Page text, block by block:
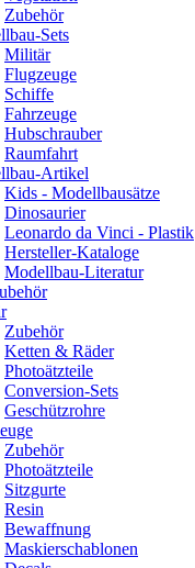
Zubehör
Sets
Militär
Flugzeuge
Schiffe
Fahrzeuge
Hubschrauber
Raumfahrt
Artikel
Kids - Modellbausätze
Dinosaurier
Leonardo da Vinci - Plastik
Hersteller-Kataloge
Modellbau-Literatur
Zubehör
Ketten & Räder
Photoätzteile
Conversion-Sets
Geschützrohre
Zubehör
Photoätzteile
Sitzgurte
Resin
Bewaffnung
Maskierschablonen